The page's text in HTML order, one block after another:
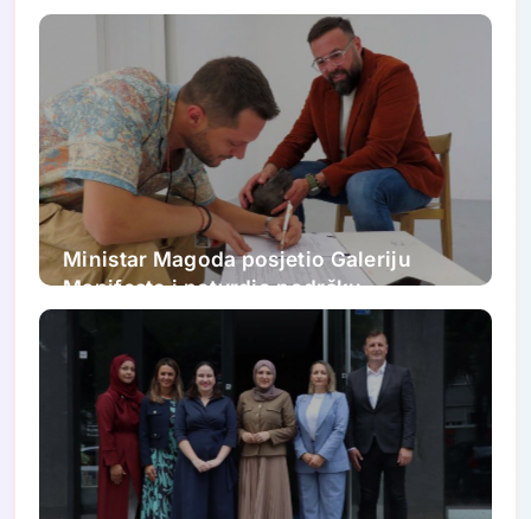
akreditaciju
Ministar Magoda posjetio Galeriju
Manifesto i potvrdio podršku
ovogodišnjem FASADA festivalu:
Nastavljamo ulagati u savremenu
umjetnost